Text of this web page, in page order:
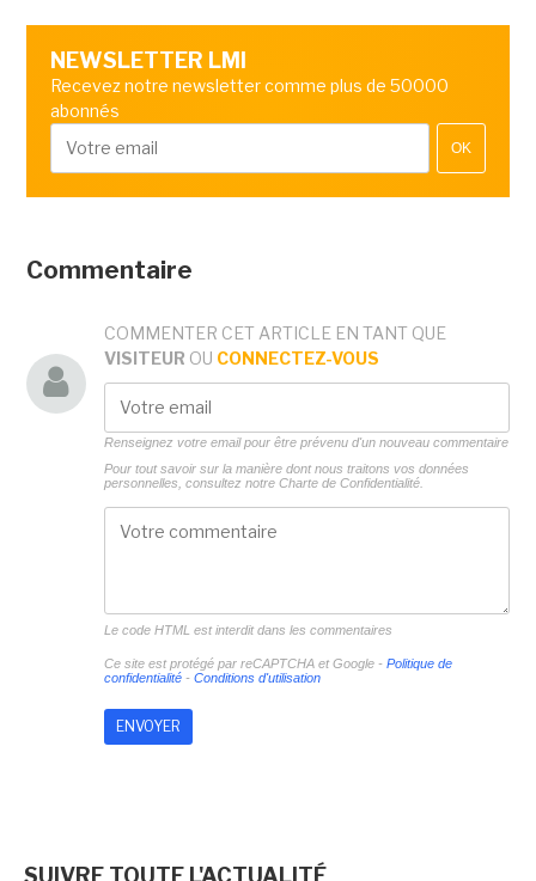
NEWSLETTER LMI
Recevez notre newsletter comme plus de 50000
abonnés
OK
Commentaire
COMMENTER CET ARTICLE EN TANT QUE
VISITEUR OU CONNECTEZ-VOUS
Renseignez votre email pour être prévenu d'un nouveau commentaire
Pour tout savoir sur la manière dont nous traitons vos données
personnelles, consultez notre Charte de Confidentialité.
Le code HTML est interdit dans les commentaires
Ce site est protégé par reCAPTCHA et Google - Politique de
confidentialité- Conditions d'utilisation